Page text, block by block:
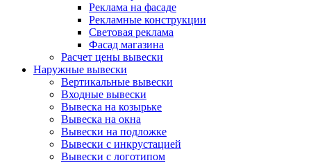
Реклама на фасаде
Рекламные конструкции
Световая реклама
Фасад магазина
Расчет цены вывески
Наружные вывески
Вертикальные вывески
Входные вывески
Вывеска на козырьке
Вывеска на окна
Вывески на подложке
Вывески с инкрустацией
Вывески с логотипом